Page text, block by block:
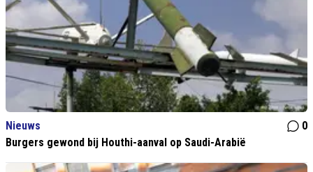
Nieuws
0
Burgers gewond bij Houthi-aanval op Saudi-Arabië